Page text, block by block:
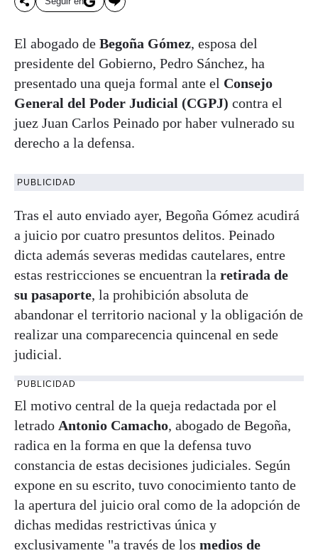
El abogado de Begoña Gómez, esposa del
presidente del Gobierno, Pedro Sánchez, ha
presentado una queja formal ante el Consejo
General del Poder Judicial (CGPJ) contra el
juez Juan Carlos Peinado por haber vulnerado su
derecho a la defensa.
PUBLICIDAD
Tras el auto enviado ayer, Begoña Gómez acudirá
a juicio por cuatro presuntos delitos. Peinado
dicta además severas medidas cautelares, entre
estas restricciones se encuentran la retirada de
su pasaporte, la prohibición absoluta de
abandonar el territorio nacional y la obligación de
realizar una comparecencia quincenal en sede
judicial.
PUBLICIDAD
El motivo central de la queja redactada por el
letrado Antonio Camacho, abogado de Begoña,
radica en la forma en que la defensa tuvo
constancia de estas decisiones judiciales. Según
expone en su escrito, tuvo conocimiento tanto de
la apertura del juicio oral como de la adopción de
dichas medidas restrictivas única y
exclusivamente "a través de los medios de